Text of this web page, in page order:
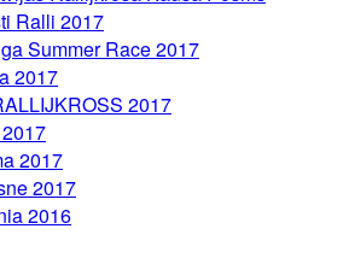
Ralli 2017
Summer Race 2017
2017
2017
2017
2017
2016